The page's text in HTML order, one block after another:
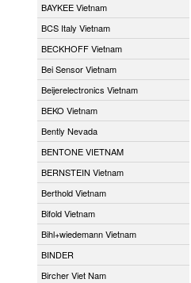
BAYKEE Vietnam
BCS Italy Vietnam
BECKHOFF Vietnam
Bei Sensor Vietnam
Beijerelectronics Vietnam
BEKO Vietnam
Bently Nevada
BENTONE VIETNAM
BERNSTEIN Vietnam
Berthold Vietnam
Bifold Vietnam
Bihl+wiedemann Vietnam
BINDER
Bircher Viet Nam